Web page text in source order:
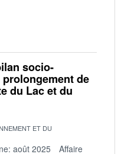
socio-
de
du Lac et du
ET DU
août 2025
Affaire